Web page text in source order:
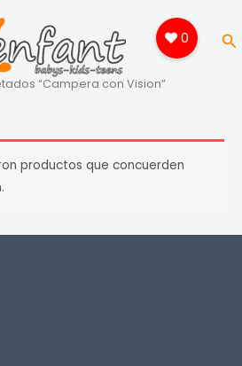
0
“Campera con Vision”
productos que concuerden